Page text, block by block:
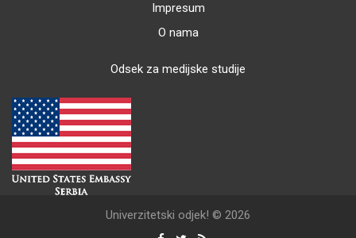
Impresum
O nama
Odsek za medijske studije
Univerzitetski odjek! © 2026